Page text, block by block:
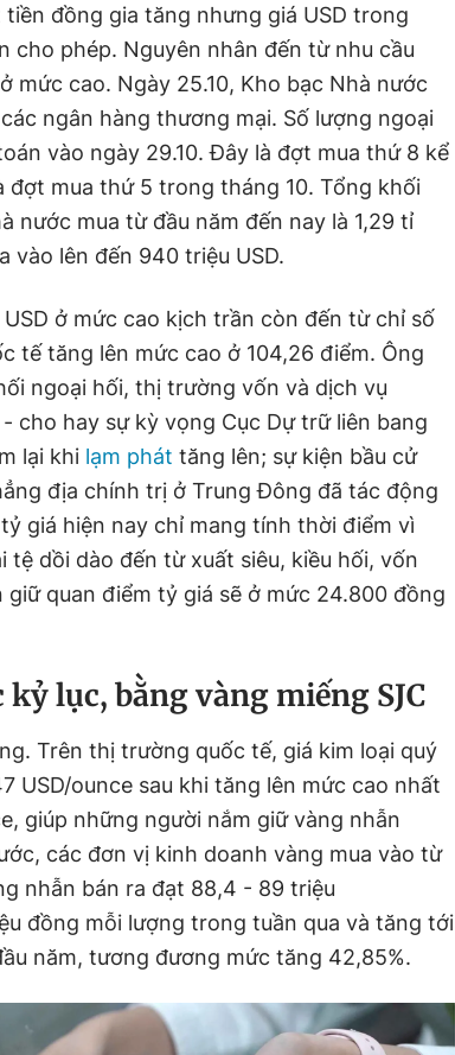
đồng gia tăng nhưng giá USD trong
cho phép. Nguyên nhân đến từ nhu cầu
mức cao. Ngày 25.10, Kho bạc Nhà nước
ngân hàng thương mại. Số lượng ngoại
vào ngày 29.10. Đây là đợt mua thứ 8 kể
đợt mua thứ 5 trong tháng 10. Tổng khối
nước mua từ đầu năm đến nay là 1,29 tỉ
vào lên đến 940 triệu USD.
ở mức cao kịch trần còn đến từ chỉ số
tế tăng lên mức cao ở 104,26 điểm. Ông
ngoại hối, thị trường vốn và dịch vụ
cho hay sự kỳ vọng Cục Dự trữ liên bang
lại khi lạm phát tăng lên; sự kiện bầu cử
địa chính trị ở Trung Đông đã tác động
giá hiện nay chỉ mang tính thời điểm vì
tệ dồi dào đến từ xuất siêu, kiều hối, vốn
quan điểm tỷ giá sẽ ở mức 24.800 đồng
lục, bằng vàng miếng SJC
Trên thị trường quốc tế, giá kim loại quý
USD/ounce sau khi tăng lên mức cao nhất
giúp những người nắm giữ vàng nhẫn
các đơn vị kinh doanh vàng mua vào từ
nhẫn bán ra đạt 88,4 - 89 triệu
đồng mỗi lượng trong tuần qua và tăng tới
năm, tương đương mức tăng 42,85%.